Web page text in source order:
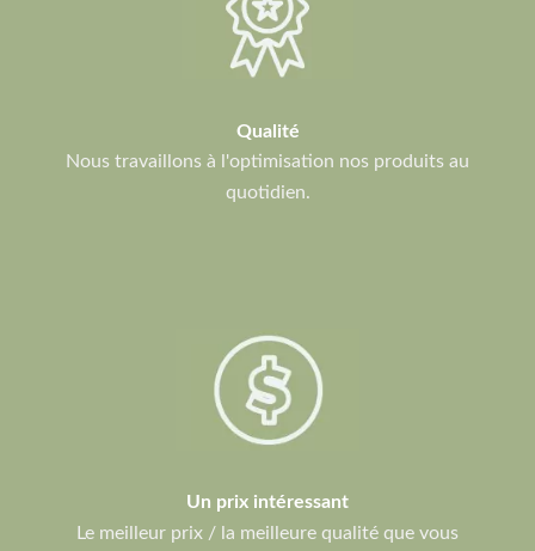
Qualité
Nous travaillons à l'optimisation nos produits au
quotidien.
Un prix intéressant
Le meilleur prix / la meilleure qualité que vous